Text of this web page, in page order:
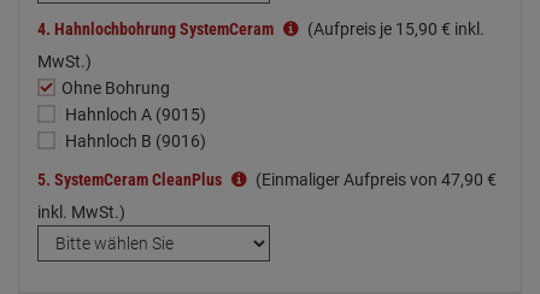
4. Hahnlochbohrung SystemCeram (Aufpreis je 15,90 € inkl.
MwSt.)
Ohne Bohrung
Hahnloch A (9015)
Hahnloch B (9016)
5. SystemCeram CleanPlus (Einmaliger Aufpreis von 47,90 €
inkl. MwSt.)